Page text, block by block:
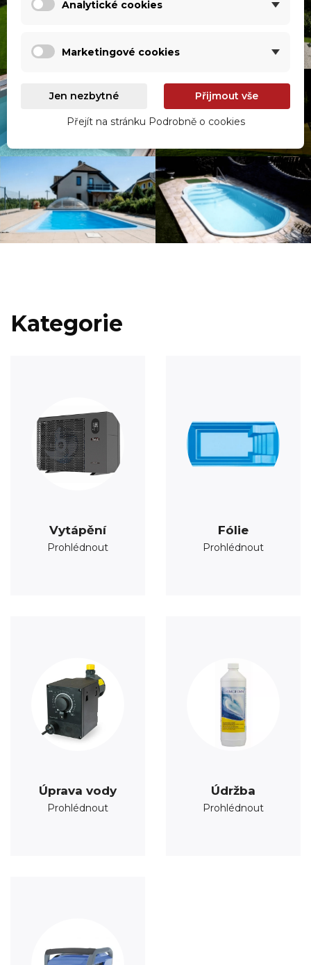
Kategorie
Vytápění
Prohlédnout
Fólie
Prohlédnout
Úprava vody
Prohlédnout
Údržba
Prohlédnout
Analytické cookies
Marketingové cookies
Jen nezbytné Přijmout vše
Přejít na stránku Podrobně o cookies